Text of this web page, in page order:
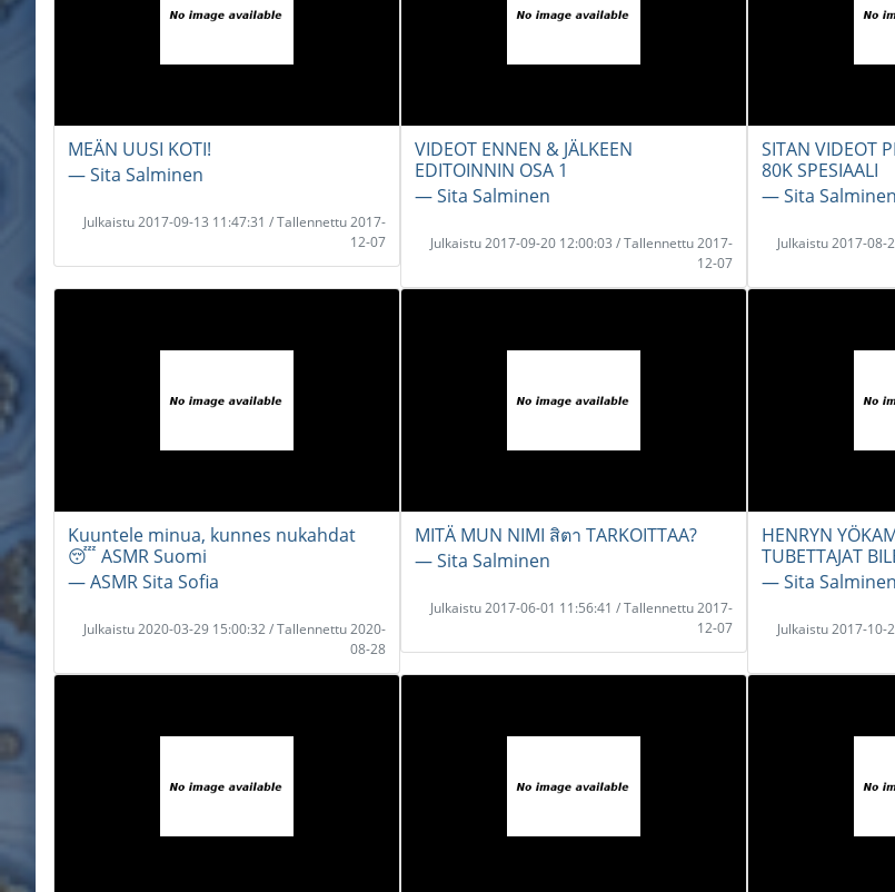
MEÄN UUSI KOTI!
― Sita Salminen
Julkaistu 2017-09-13 11:47:31 / Tallennettu 2017-
12-07
VIDEOT ENNEN & JÄLKEEN
EDITOINNIN OSA 1
― Sita Salminen
Julkaistu 2017-09-20 12:00:03 / Tallennettu 2017-
12-07
SITAN VIDEOT
80K SPESIAALI
― Sita Salminen
Julkaistu 2017-
Kuuntele minua, kunnes nukahdat
😴 ASMR Suomi
― ASMR Sita Sofia
Julkaistu 2020-03-29 15:00:32 / Tallennettu 2020-
08-28
MITÄ MUN NIMI สิตา TARKOITTAA?
― Sita Salminen
Julkaistu 2017-06-01 11:56:41 / Tallennettu 2017-
12-07
HENRYN
TUBETTAJAT
― Sita Salminen
Julkaistu 2017-